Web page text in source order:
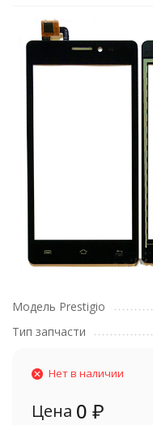
Модель Prestigio
Тип запчасти
Нет в наличии
Цена 0 ₽